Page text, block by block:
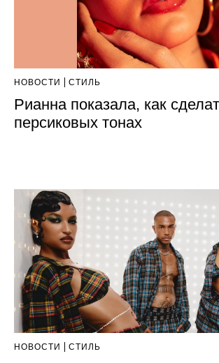
НОВОСТИ СТИЛЬ
Рианна показала, как
персиковых тонах
НОВОСТИ СТИЛЬ